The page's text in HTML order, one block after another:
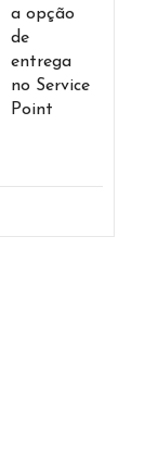
a opção
de
entrega
no Service
Point